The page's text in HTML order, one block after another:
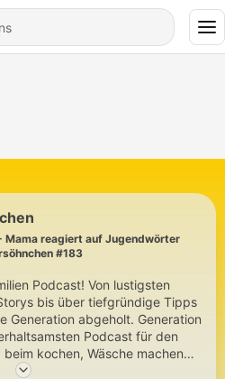
Mama reagiert auf Jugendwörter
#183
Podcast! Von lustigsten
bis über tiefgründige Tipps
Generation abgeholt. Generation
Podcast für den
kochen, Wäsche machen
10 Uhr